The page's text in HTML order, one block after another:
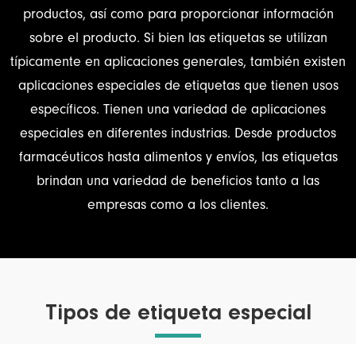
productos, así como para proporcionar información
sobre el producto. Si bien las etiquetas se utilizan
típicamente en aplicaciones generales, también existen
aplicaciones especiales de etiquetas que tienen usos
específicos. Tienen una variedad de aplicaciones
especiales en diferentes industrias. Desde productos
farmacéuticos hasta alimentos y envíos, las etiquetas
brindan una variedad de beneficios tanto a las
empresas como a los clientes.
Tipos de etiqueta especial